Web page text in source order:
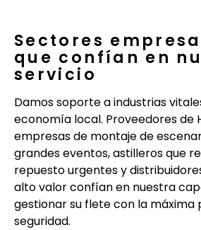
Sectores
que confían en
servicio
Damos soporte a industrias
economía local. Proveedores de
empresas de montaje de
grandes eventos, astilleros que
repuesto urgentes y
alto valor confían en nuestra
gestionar su flete con la máxima
seguridad.